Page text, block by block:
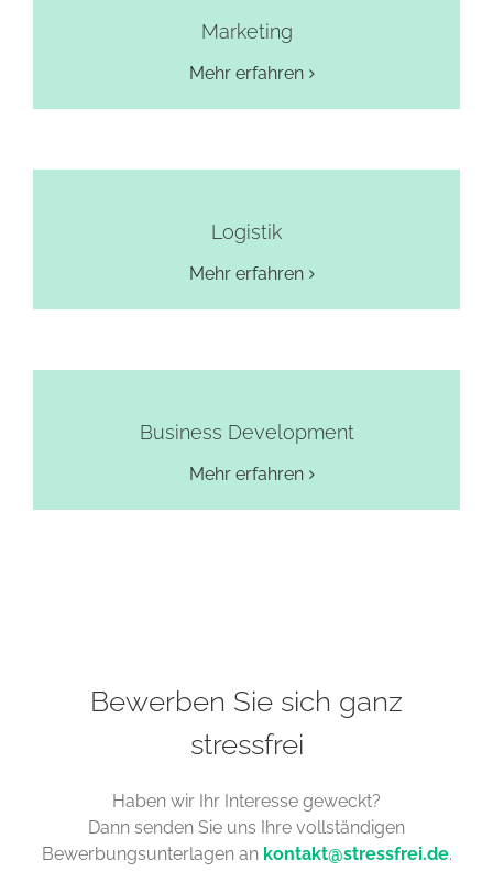
Marketing
Mehr erfahren
Logistik
Mehr erfahren
Business Development
Mehr erfahren
Bewerben Sie sich ganz
stressfrei
Haben wir Ihr Interesse geweckt?
Dann senden Sie uns Ihre vollständigen
Bewerbungsunterlagen an kontakt@stressfrei.de.